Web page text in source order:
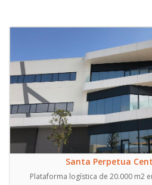
Santa Perpetua
Plataforma logística de 20.000 m2